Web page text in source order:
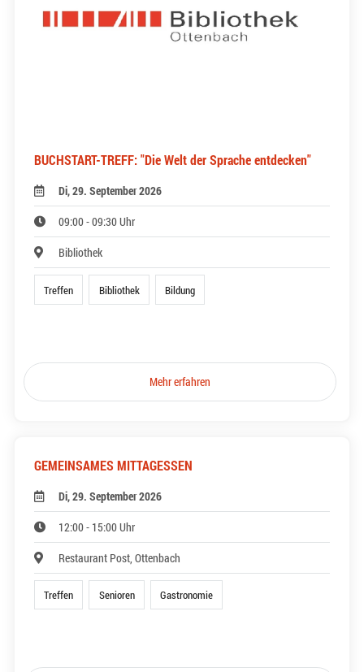
BUCHSTART-TREFF: "Die Welt der Sprache entdecken"
Di, 29. September 2026
09:00 - 09:30 Uhr
Bibliothek
Treffen Bibliothek Bildung
Mehr erfahren
GEMEINSAMES MITTAGESSEN
Di, 29. September 2026
12:00 - 15:00 Uhr
Restaurant Post, Ottenbach
Treffen Senioren Gastronomie